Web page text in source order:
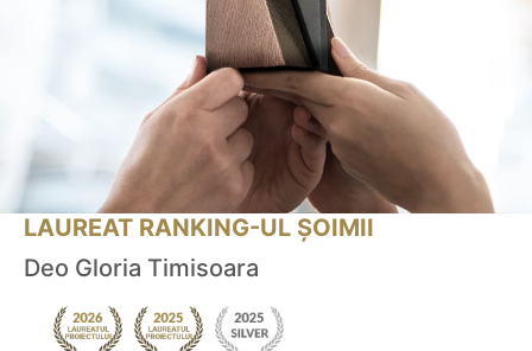
LAUREAT RANKING-UL ȘOIMII
Deo Gloria Timisoara